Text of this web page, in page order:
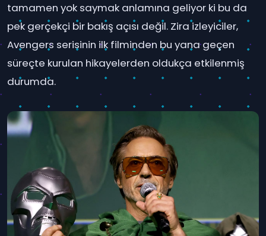
tamamen yok saymak anlamına geliyor ki bu da
pek gerçekçi bir bakış açısı değil. Zira izleyiciler,
Avengers serisinin ilk filminden bu yana geçen
süreçte kurulan hikayelerden oldukça etkilenmiş
durumda.